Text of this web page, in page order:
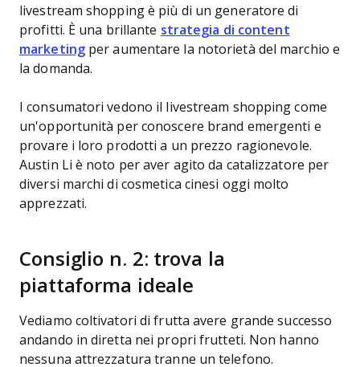
livestream shopping è più di un generatore di
profitti. È una brillante strategia di content
marketingper aumentare la notorietà del marchio e
la domanda.
I consumatori vedono il livestream shopping come
un'opportunità per conoscere brand emergenti e
provare i loro prodotti a un prezzo ragionevole.
Austin Li è noto per aver agito da catalizzatore per
diversi marchi di cosmetica cinesi oggi molto
apprezzati.
Consiglio n. 2: trova la
piattaforma ideale
Vediamo coltivatori di frutta avere grande successo
andando in diretta nei propri frutteti. Non hanno
nessuna attrezzatura tranne un telefono.